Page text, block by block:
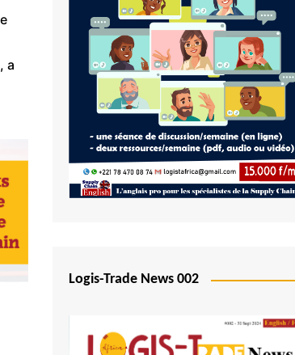
a
Logis-Trade News 002